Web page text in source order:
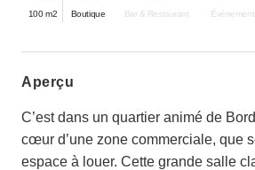
100 m2 Boutique Bar & Restaurant
aperçu
C’est dans un quartier animé de
cœur d’une zone commerciale, que
espace à louer. Cette grande salle